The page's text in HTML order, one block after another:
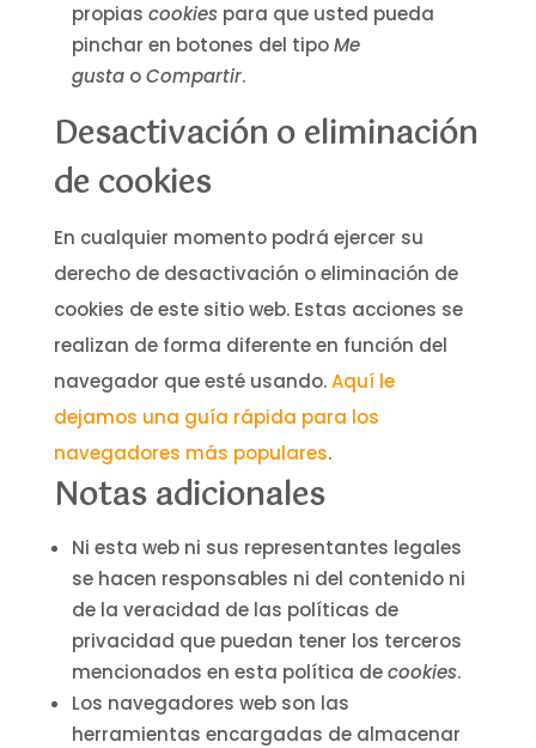
propias cookies para que usted pueda
pinchar en botones del tipo Me
gusta o Compartir.
Desactivación o eliminación
de cookies
En cualquier momento podrá ejercer su
derecho de desactivación o eliminación de
cookies de este sitio web. Estas acciones se
realizan de forma diferente en función del
navegador que esté usando. Aquí le
dejamos una guía rápida para los
navegadores más populares.
Notas adicionales
Ni esta web ni sus representantes legales
se hacen responsables ni del contenido ni
de la veracidad de las políticas de
privacidad que puedan tener los terceros
mencionados en esta política de cookies.
Los navegadores web son las
herramientas encargadas de almacenar